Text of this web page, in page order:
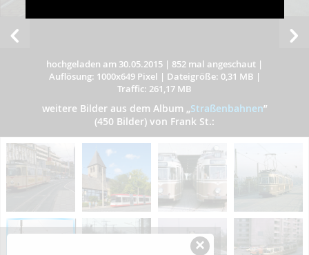
hochgeladen am 30.05.2015 | 852 mal angeschaut |
Auflösung: 1000x649 Pixel | Dateigröße: 0,31 MB |
Traffic: 261,17 MB
weitere Bilder aus dem Album „Straßenbahnen”
(450 Bilder) von Frank St.:
×